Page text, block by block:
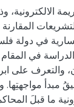
الالكترونية،
في دولة
في
والتعرف على
مبدأ
ما قبلَ